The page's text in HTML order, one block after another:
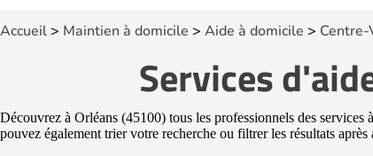
Accueil> Maintien à domicile > Aide à domicile > Centre-
Services
Découvrez à Orléans (45100) tous les professionnels des
pouvez également trier votre recherche ou filtrer les résultats